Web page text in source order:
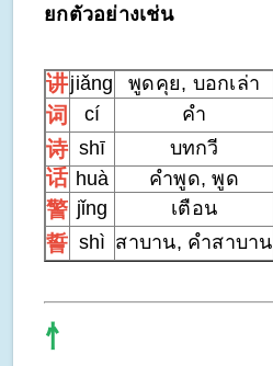
ยกตัวอย่างเช่น
讲jiǎng พูดคุย, บอกเล่า
词 cí คำ
诗 shī บทกวี
话 huà คำพูด, พูด
警 jǐng เตือน
誓 shì สาบาน, คำสาบาน
忄